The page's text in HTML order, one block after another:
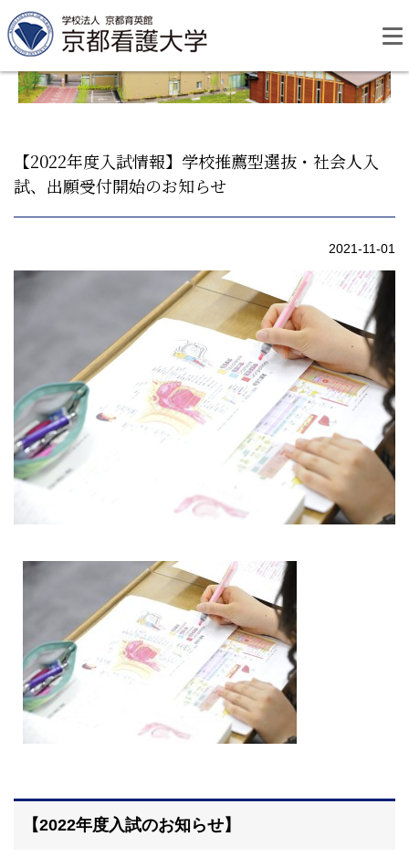
資料請求
看護学部・編入学
学校生活
大学院【博士前期課程】
看護の智協働開発センター
入試案内
在校生専用
to
【2022年度入試情報】学校推薦型選抜・社会人入
試、出願受付開始のお知らせ
2021-11-01
【2022年度入試のお知らせ】